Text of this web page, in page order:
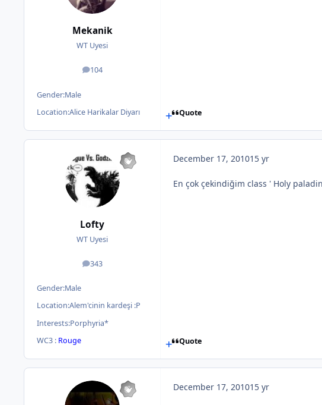
Mekanik
WT Uyesi
104
posts
Gender:Male
Location:Alice Harikalar Diyarı Quote
Lofty
WT Uyesi
343
posts
Gender:Male
Location:Alem'cinin kardeşi :P
Interests:Porphyria*
WC3 : Rouge
December 17, 201015 yr
En çok çekindiğim class ' Holy
Quote
December 17, 201015 yr